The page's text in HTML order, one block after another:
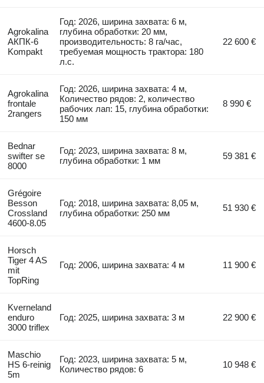
Agrokalina
АКПК-6
Kompakt
Год: 2026, ширина захвата: 6 м,
глубина обработки: 20 мм,
производительность: 8 га/час,
требуемая мощность трактора: 180
л.с.
22 600 €
Agrokalina
frontale
2rangers
Год: 2026, ширина захвата: 4 м,
Количество рядов: 2, количество
рабочих лап: 15, глубина обработки:
150 мм
8 990 €
Bednar
swifter se
8000
Год: 2023, ширина захвата: 8 м,
глубина обработки: 1 мм
59 381 €
Grégoire
Besson
Crossland
4600-8.05
Год: 2018, ширина захвата: 8,05 м,
глубина обработки: 250 мм
51 930 €
Horsch
Tiger 4 AS
mit
TopRing
Год: 2006, ширина захвата: 4 м 11 900 €
Kverneland
enduro
3000 triflex
Год: 2025, ширина захвата: 3 м 22 900 €
Maschio
HS 6-reinig
5m
Год: 2023, ширина захвата: 5 м,
Количество рядов: 6
10 948 €